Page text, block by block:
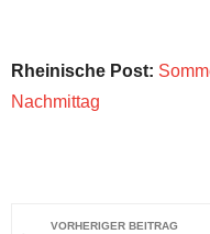
Rheinische Post:
Nachmittag
VORHERIGER BEITRAG